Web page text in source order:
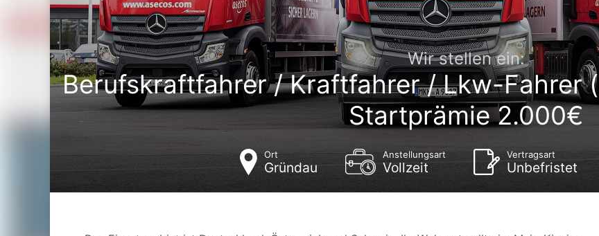
Wir stellen ein:
Berufskraftfahrer / Kraftfahrer / Lkw-Fahrer
Startprämie 2.000€
Ort
Gründau
Anstellungsart
Vollzeit
Vertragsart
Unbefristet